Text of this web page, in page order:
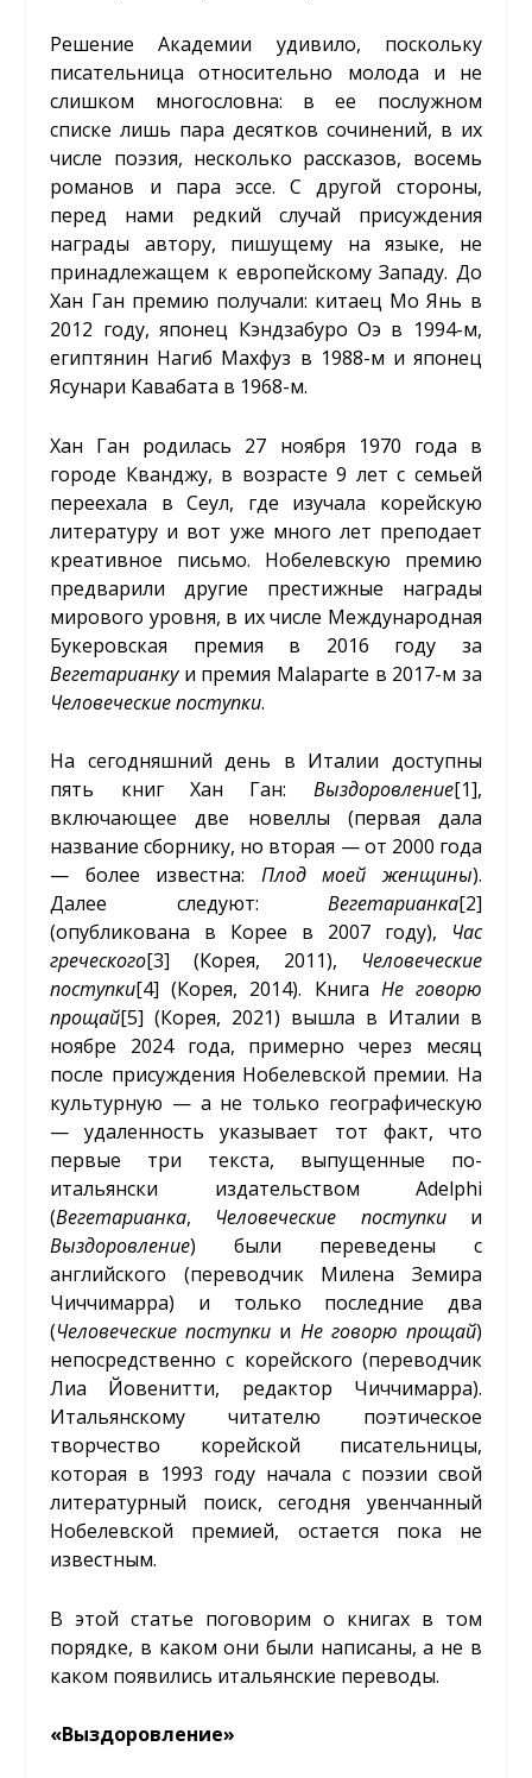
Решение Академии удивило, поскольку
писательница относительно молода и не
слишком многословна: в ее послужном
списке лишь пара десятков сочинений, в их
числе поэзия, несколько рассказов, восемь
романов и пара эссе. С другой стороны,
перед нами редкий случай присуждения
награды автору, пишущему на языке, не
принадлежащем к европейскому Западу. До
Хан Ган премию получали: китаец Мо Янь в
2012 году, японец Кэндзабуро Оэ в 1994-м,
египтянин Нагиб Махфуз в 1988-м и японец
Ясунари Кавабата в 1968-м.
Хан Ган родилась 27 ноября 1970 года в
городе Кванджу, в возрасте 9 лет с семьей
переехала в Сеул, где изучала корейскую
литературу и вот уже много лет преподает
креативное письмо. Нобелевскую премию
предварили другие престижные награды
мирового уровня, в их числе Международная
Букеровская премия в 2016 году за
Вегетарианкуи премия Malaparte в 2017-м за
Человеческие поступки.
На сегодняшний день в Италии доступны
пять книг Хан Ган: Выздоровление[1],
включающее две новеллы (первая дала
название сборнику, но вторая — от 2000 года
— более известна: Плод моей женщины).
Далее следуют: Вегетарианка[2]
(опубликована в Корее в 2007 году),
Час
греческого[3] (Корея, 2011),
Человеческие
поступки[4] (Корея, 2014). Книга Не говорю
прощай[5] (Корея, 2021) вышла в Италии в
ноябре 2024 года, примерно через месяц
после присуждения Нобелевской премии. На
культурную — а не только географическую
— удаленность указывает тот факт, что
первые три текста, выпущенные по-
итальянски издательством Adelphi
(Вегетарианка, Человеческие поступкии
Выздоровление) были переведены с
английского (переводчик Милена Земира
Чиччимарра) и только последние два
(Человеческие поступки и Не говорю прощай)
непосредственно с корейского (переводчик
Лиа Йовенитти, редактор Чиччимарра).
Итальянскому читателю поэтическое
творчество корейской писательницы,
которая в 1993 году начала с поэзии свой
литературный поиск, сегодня увенчанный
Нобелевской премией, остается пока не
известным.
В этой статье поговорим о книгах в том
порядке, в каком они были написаны, а не в
каком появились итальянские переводы.
«Выздоровление»